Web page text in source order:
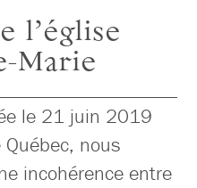
l’église
Marie
le 21 juin 2019
nous
incohérence entre